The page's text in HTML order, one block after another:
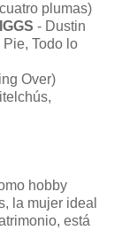
plumas)
- Dustin
Todo lo
Over)
hobby
la mujer ideal
está